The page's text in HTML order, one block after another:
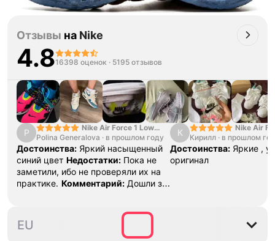
Отзывы на Nike
4.816398 оценок · 5195 отзывов
P
Nike Air Force 1 Low
College Pack White
Blue
Polina Generalova · в прошлом году
Достоинства: Яркий насыщенный
синий цвет Недостатки: Пока не
заметили, ибо не проверяли их на
практике. Комментарий: Дошли за
К
Nike Air
Yellow
Кирилл · в прошлом
Достоинства: Яркие ,
оригинал
38
EU